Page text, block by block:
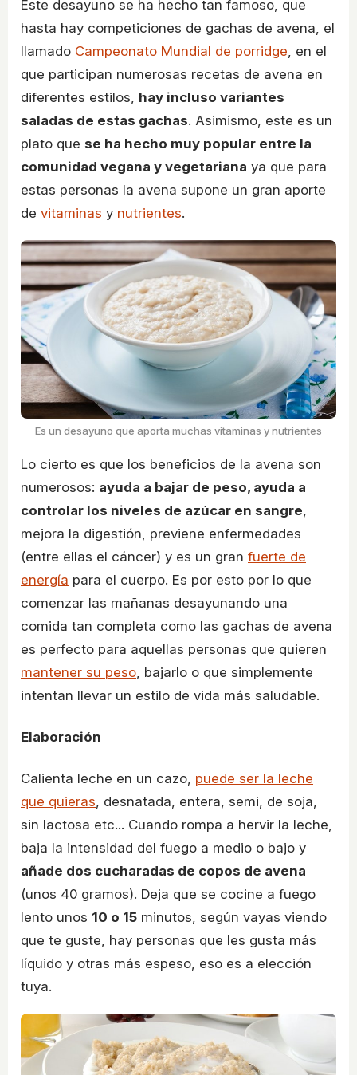
Este desayuno se ha hecho tan famoso, que
hasta hay competiciones de gachas de avena, el
llamado Campeonato Mundial de porridge, en el
que participan numerosas recetas de avena en
diferentes estilos, hay incluso variantes
saladas de estas gachas. Asimismo, este es un
plato que se ha hecho muy popular entre la
comunidad vegana y vegetariana ya que para
estas personas la avena supone un gran aporte
de vitaminas y nutrientes.
Es un desayuno que aporta muchas vitaminas y nutrientes
Lo cierto es que los beneficios de la avena son
numerosos: ayuda a bajar de peso, ayuda a
controlar los niveles de azúcar en sangre,
mejora la digestión, previene enfermedades
(entre ellas el cáncer) y es un gran fuerte de
energía para el cuerpo. Es por esto por lo que
comenzar las mañanas desayunando una
comida tan completa como las gachas de avena
es perfecto para aquellas personas que quieren
mantener su peso, bajarlo o que simplemente
intentan llevar un estilo de vida más saludable.
Elaboración
Calienta leche en un cazo, puede ser la leche
que quieras , desnatada, entera, semi, de soja,
sin lactosa etc... Cuando rompa a hervir la leche,
baja la intensidad del fuego a medio o bajo y
añade dos cucharadas de copos de avena
(unos 40 gramos). Deja que se cocine a fuego
lento unos 10 o 15 minutos, según vayas viendo
que te guste, hay personas que les gusta más
líquido y otras más espeso, eso es a elección
tuya.